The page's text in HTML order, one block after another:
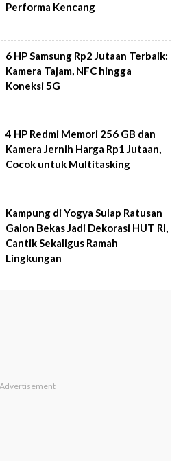
Performa Kencang
6 HP Samsung Rp2 Jutaan Terbaik:
Kamera Tajam, NFC hingga
Koneksi 5G
4 HP Redmi Memori 256 GB dan
Kamera Jernih Harga Rp1 Jutaan,
Cocok untuk Multitasking
Kampung di Yogya Sulap Ratusan
Galon Bekas Jadi Dekorasi HUT RI,
Cantik Sekaligus Ramah
Lingkungan